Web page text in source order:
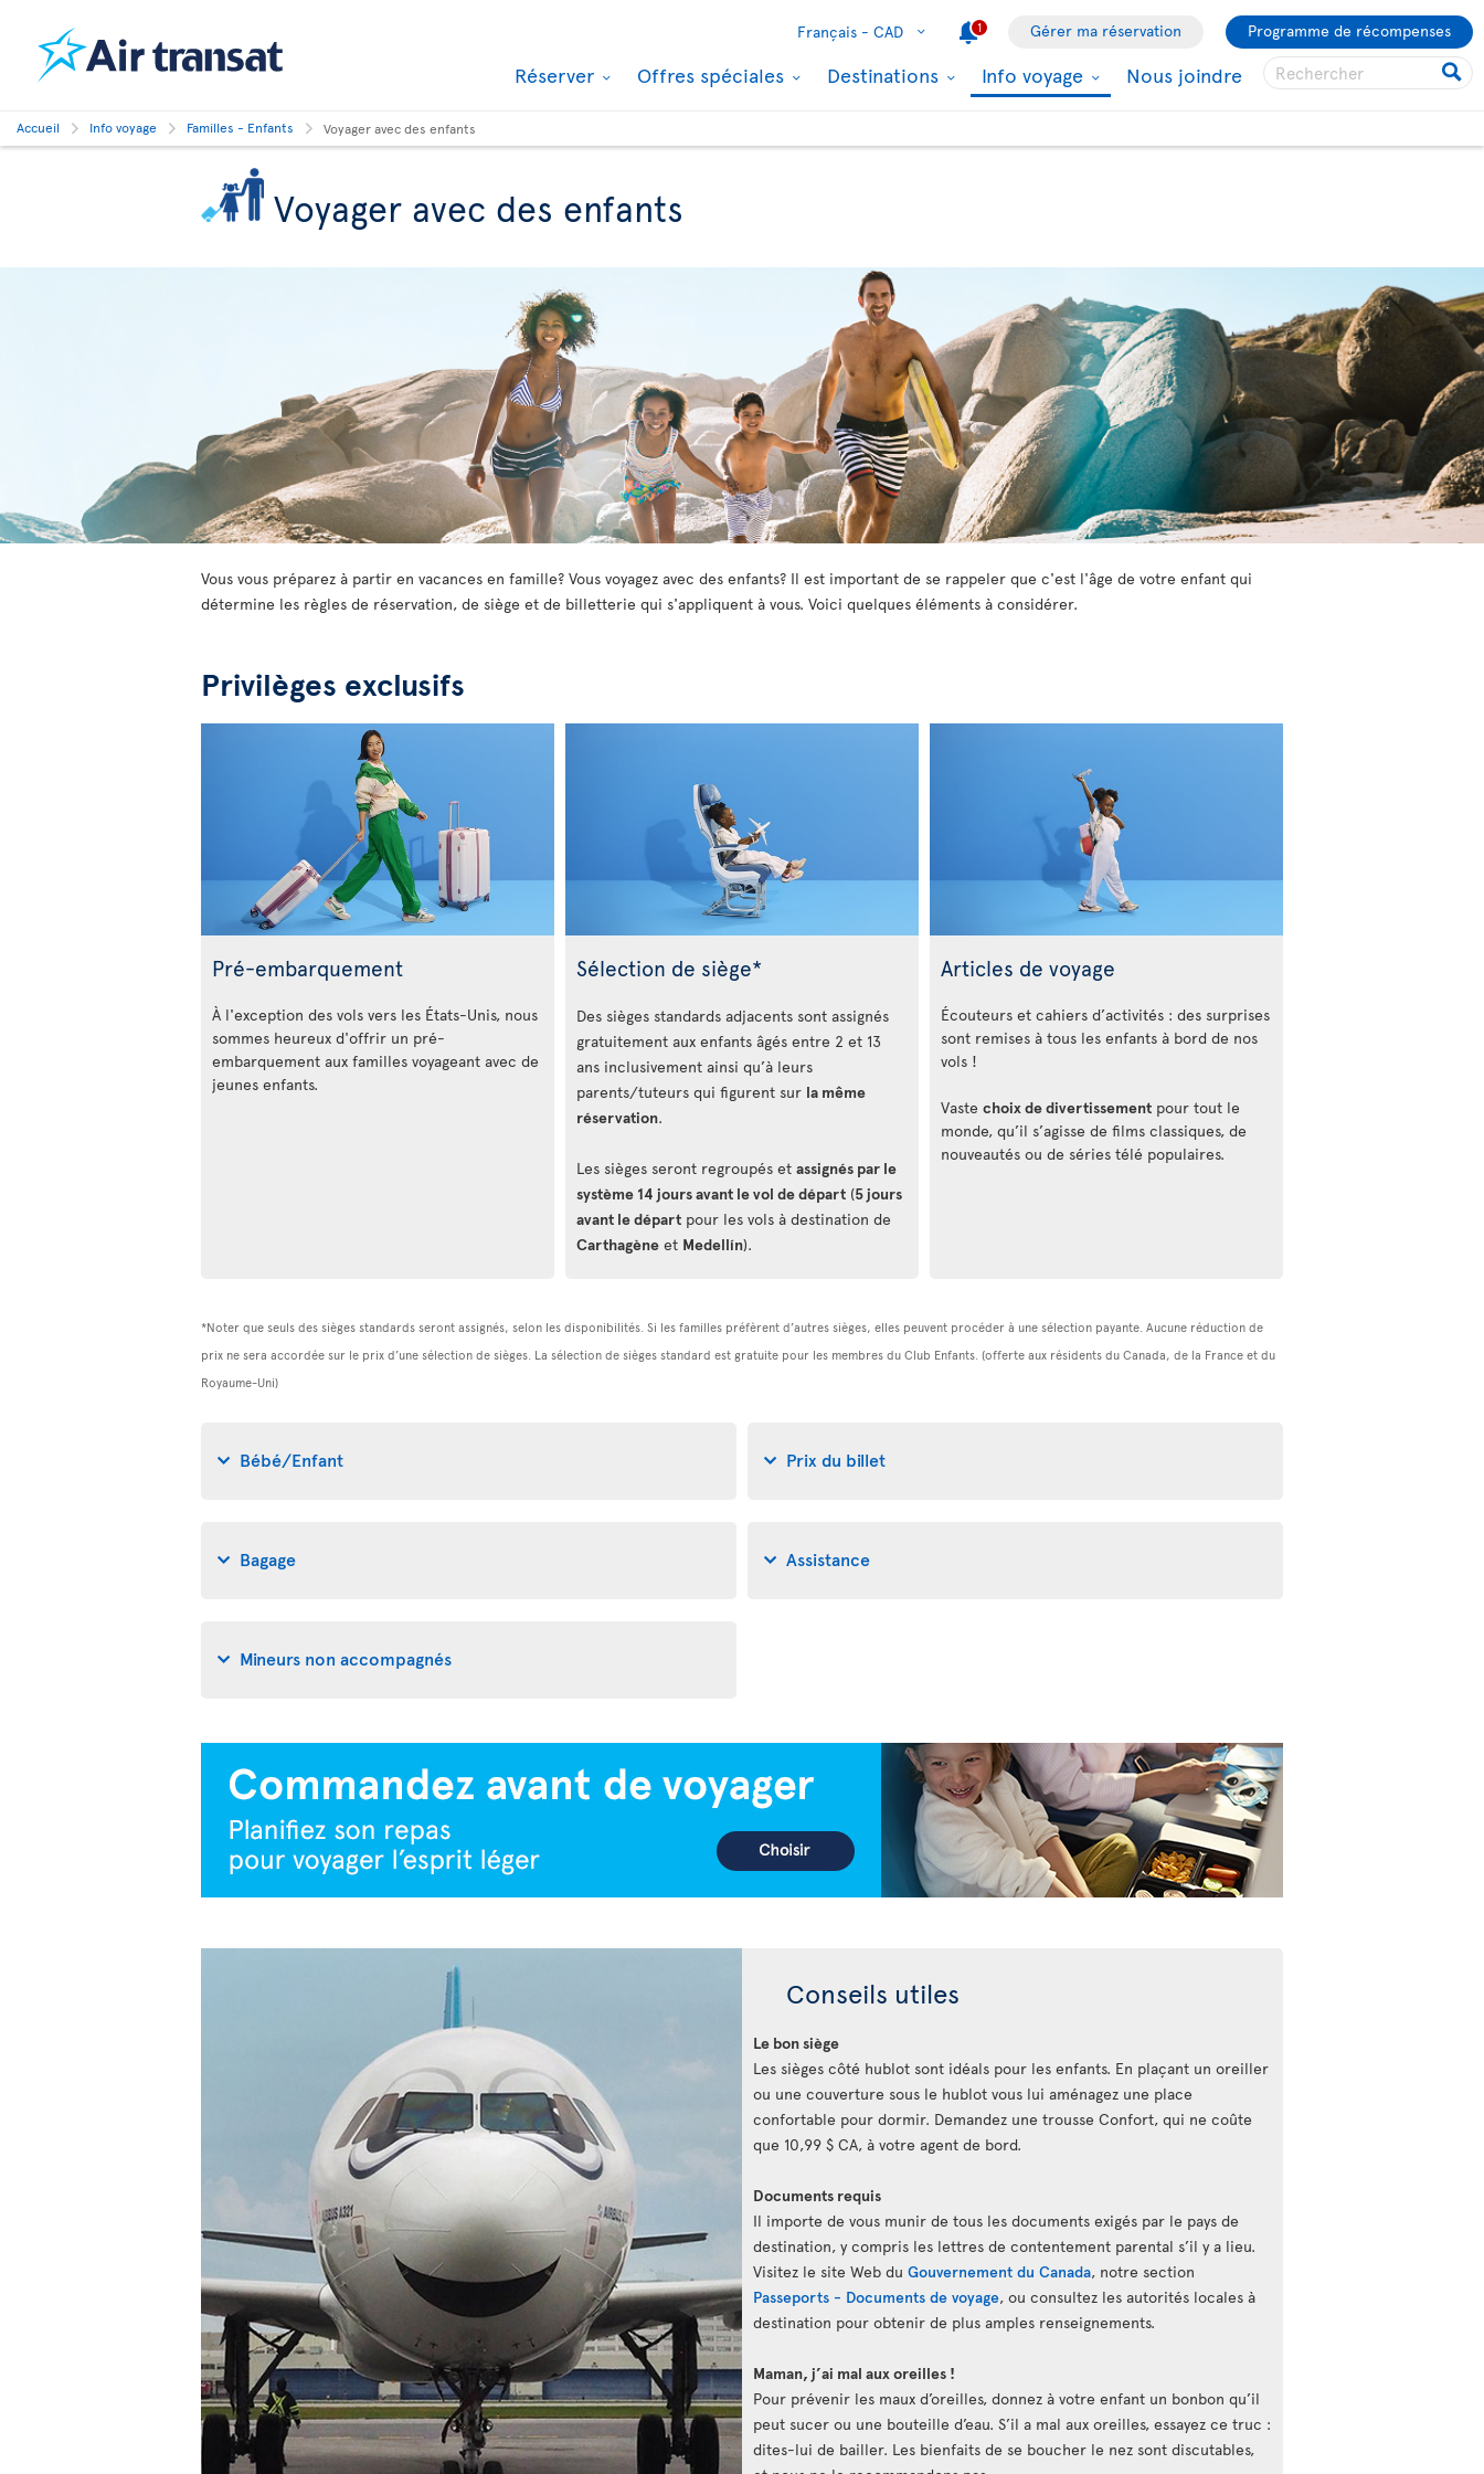
Français - CAD 1 Gérer ma réservation Programme de récompenses
Réserver Offres spéciales Destinations Info voyage Nous joindre
Accueil Info voyage Familles - Enfants Voyager avec des enfants
Voyager avec des enfants
Vous vous préparez à partir en vacances en famille? Vous voyagez avec des enfants? Il est important de se rappeler que c'est l'âge de votre enfant qui
détermine les règles de réservation, de siège et de billetterie qui s'appliquent à vous. Voici quelques éléments à considérer.
Privilèges exclusifs
Pré-embarquement
À l'exception des vols vers les États-Unis, nous
sommes heureux d'offrir un pré-
embarquement aux familles voyageant avec de
jeunes enfants.
Sélection de siège*
Des sièges standards adjacents sont assignés
gratuitement aux enfants âgés entre 2 et 13
ans inclusivement ainsi qu’à leurs
parents/tuteurs qui figurent sur la même
réservation.
Les sièges seront regroupés et assignés par le
système 14 jours avant le vol de départ (5 jours
avant le départ pour les vols à destination de
Carthagène et Medellín).
Articles de voyage
Écouteurs et cahiers d’activités : des surprises
sont remises à tous les enfants à bord de nos
vols !
Vaste choix de divertissement pour tout le
monde, qu’il s’agisse de films classiques, de
nouveautés ou de séries télé populaires.
*Noter que seuls des sièges standards seront assignés, selon les disponibilités. Si les familles préfèrent d’autres sièges, elles peuvent procéder à une sélection payante. Aucune réduction de
prix ne sera accordée sur le prix d’une sélection de sièges. La sélection de sièges standard est gratuite pour les membres du Club Enfants. (offerte aux résidents du Canada, de la France et du
Royaume-Uni)
Bébé/Enfant Prix du billet
Bagage Assistance
Mineurs non accompagnés
Conseils utiles
Le bon siège
Les sièges côté hublot sont idéals pour les enfants. En plaçant un oreiller
ou une couverture sous le hublot vous lui aménagez une place
confortable pour dormir. Demandez une trousse Confort, qui ne coûte
que 10,99 $ CA, à votre agent de bord.
Documents requis
Il importe de vous munir de tous les documents exigés par le pays de
destination, y compris les lettres de contentement parental s’il y a lieu.
Visitez le site Web du Gouvernement du Canada, notre section
Passeports - Documents de voyage, ou consultez les autorités locales à
destination pour obtenir de plus amples renseignements.
Maman, j’ai mal aux oreilles !
Pour prévenir les maux d’oreilles, donnez à votre enfant un bonbon qu’il
peut sucer ou une bouteille d’eau. S’il a mal aux oreilles, essayez ce truc :
dites-lui de bailler. Les bienfaits de se boucher le nez sont discutables,